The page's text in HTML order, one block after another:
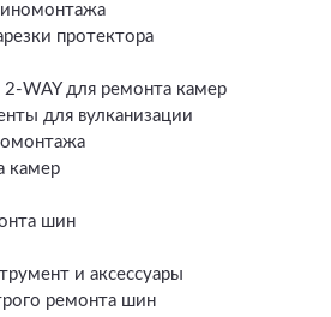
протектора
WAY для ремонта камер
для вулканизации
камер
шин
и аксессуары
ремонта шин